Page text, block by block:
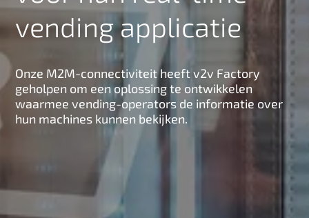
vending applicatie
Onze M2M-connectiviteit heeft v2v Factory
geholpen om een ​​oplossing te ontwikkelen
waarmee vending-operators de informatie over
hun machines kunnen bekijken.